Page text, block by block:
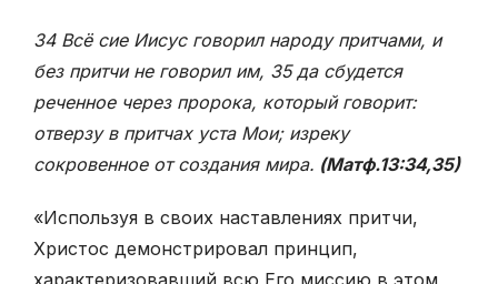
34 Всё сие Иисус говорил народу притчами, и
без притчи не говорил им, 35 да сбудется
реченное через пророка, который говорит:
отверзу в притчах уста Мои; изреку
сокровенное от создания мира. (Матф.13:34,35)
«Используя в своих наставлениях притчи,
Христос демонстрировал прин­цип,
характеризовавший всю Его миссию в этом